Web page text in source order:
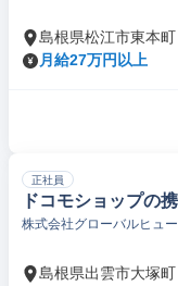
島根県松江市東本町
月給27万円以上
正社員
ドコモショップの
株式会社グローバルヒュ
島根県出雲市大塚町